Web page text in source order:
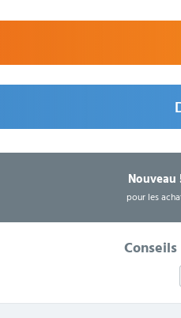
Nouveau
pour les